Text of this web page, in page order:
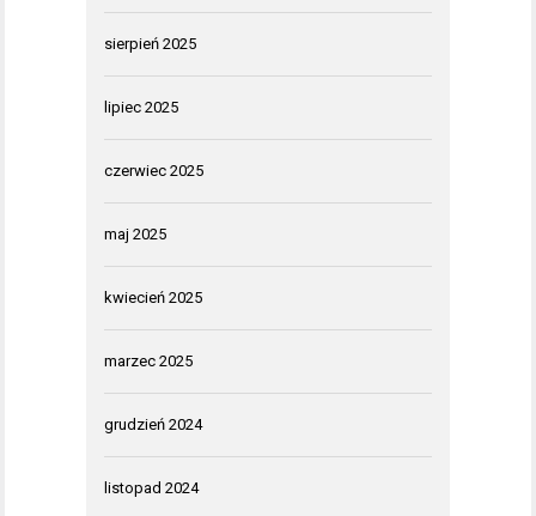
sierpień 2025
lipiec 2025
czerwiec 2025
maj 2025
kwiecień 2025
marzec 2025
grudzień 2024
listopad 2024